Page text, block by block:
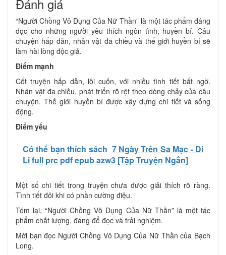
Đánh giá
“Người Chồng Vô Dụng Của Nữ Thần” là một tác phẩm đáng
đọc cho những người yêu thích ngôn tình, huyền bí. Câu
chuyện hấp dẫn, nhân vật đa chiều và thế giới huyền bí sẽ
làm hài lòng độc giả.
Điểm mạnh
Cốt truyện hấp dẫn, lôi cuốn, với nhiều tình tiết bất ngờ.
Nhân vật đa chiều, phát triển rõ rệt theo dòng chảy của câu
chuyện. Thế giới huyền bí được xây dựng chi tiết và sống
động.
Điểm yếu
Có thể bạn thích sách 7 Ngày Trên Sa Mạc - Di
Li full prc pdf epub azw3 [Tập Truyện Ngắn]
Một số chi tiết trong truyện chưa được giải thích rõ ràng.
Tình tiết đôi khi có phần cường điệu.
Tóm lại, “Người Chồng Vô Dụng Của Nữ Thần” là một tác
phẩm chất lượng, đáng để đọc và trải nghiệm.
Mời bạn đọc Người Chồng Vô Dụng Của Nữ Thần của Bạch
Long.